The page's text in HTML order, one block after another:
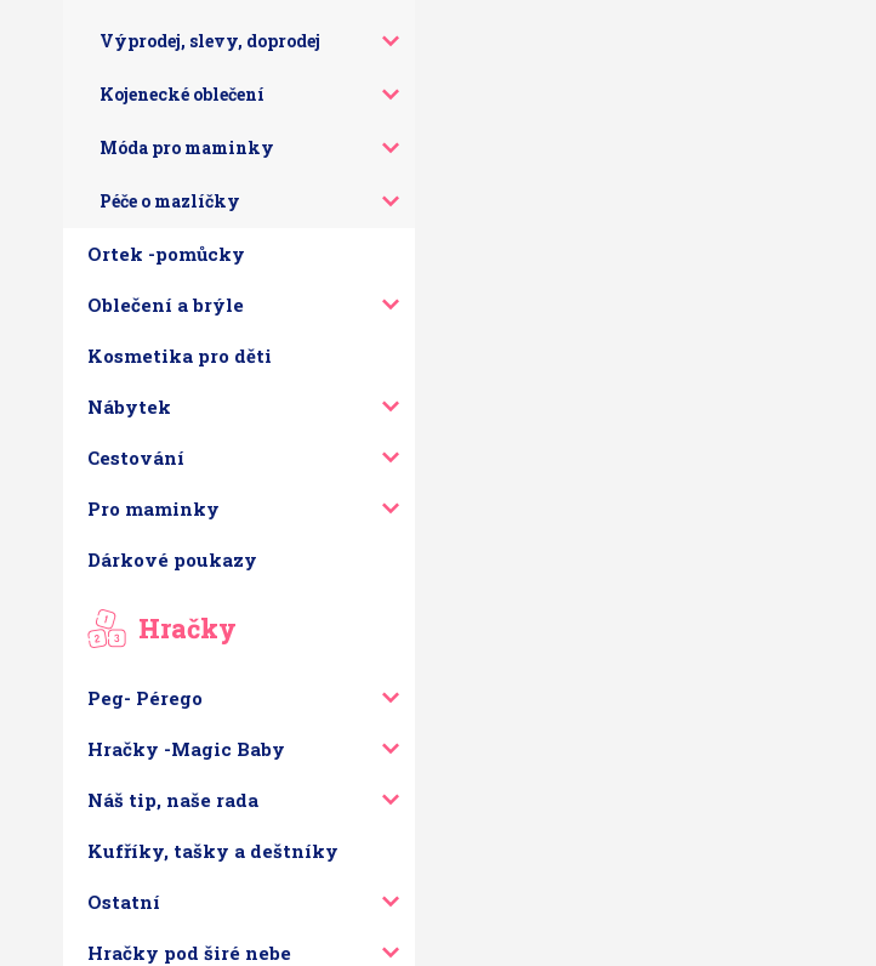
Výprodej, slevy, doprodej
Kojenecké oblečení
Móda pro maminky
Péče o mazlíčky
Ortek -pomůcky
Oblečení a brýle
Kosmetika pro děti
Nábytek
Cestování
Pro maminky
Dárkové poukazy
Hračky
Peg- Pérego
Hračky -Magic Baby
Náš tip, naše rada
Kufříky, tašky a deštníky
Ostatní
Hračky pod širé nebe